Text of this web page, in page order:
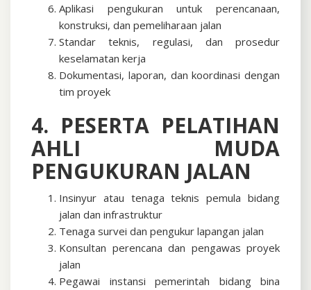
Aplikasi pengukuran untuk perencanaan,
konstruksi, dan pemeliharaan jalan
Standar teknis, regulasi, dan prosedur
keselamatan kerja
Dokumentasi, laporan, dan koordinasi dengan
tim proyek
4. PESERTA PELATIHAN
AHLI MUDA
PENGUKURAN JALAN
Insinyur atau tenaga teknis pemula bidang
jalan dan infrastruktur
Tenaga survei dan pengukur lapangan jalan
Konsultan perencana dan pengawas proyek
jalan
Pegawai instansi pemerintah bidang bina